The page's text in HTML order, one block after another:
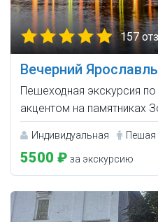
157
Вечерний Ярославль
Пешеходная экскурсия
акцентом на памятниках
Индивидуальная Пешая
5500 ₽ за экскурсию